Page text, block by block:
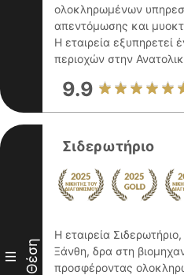
ολοκληρωμένων
απεντόμωσης και
Η εταιρεία εξυπηρετεί
περιοχών στην
9.9
III Θέση
Σιδερωτήριο
Η εταιρεία
Ξάνθη, δρα στη
προσφέροντας